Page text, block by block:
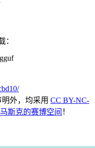
：
外，均采用 CC BY-NC-
马斯克的赛博空间 ！